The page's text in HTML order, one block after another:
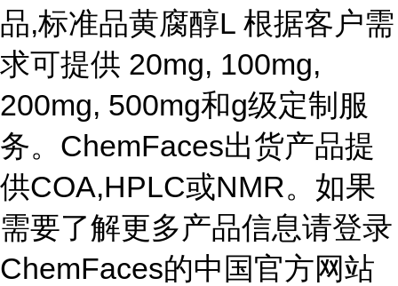
品,标准品黄腐醇L 根据客户需
求可提供 20mg, 100mg,
200mg, 500mg和g级定制服
务。ChemFaces出货产品提
供COA,HPLC或NMR。如果
需要了解更多产品信息请登录
ChemFaces的中国官方网站